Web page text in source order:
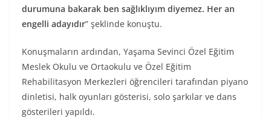
durumuna bakarak ben sağlıklıyım diyemez. Her an
engelli adayıdır” şeklinde konuştu.
Konuşmaların ardından, Yaşama Sevinci Özel Eğitim
Meslek Okulu ve Ortaokulu ve Özel Eğitim
Rehabilitasyon Merkezleri öğrencileri tarafından piyano
dinletisi, halk oyunları gösterisi, solo şarkılar ve dans
gösterileri yapıldı.